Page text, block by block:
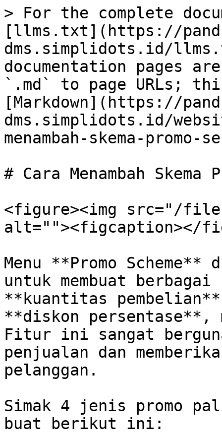
> For the complete
[llms.txt](https://
dms.simplidots.id/
documentation pages
`.md` to page URLs;
[Markdown](https://
dms.simplidots.id/
menambah-skema-promo-
# Cara Menambah Skema
<figure><img src="/files/
alt=""><figcaption></
Menu **Promo Scheme**
untuk membuat
**kuantitas
**diskon persentase**,
Fitur ini sangat
penjualan dan
pelanggan.
Simak 4 jenis promo
buat berikut ini: